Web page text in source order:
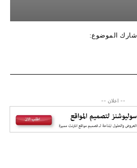
شارك الموضوع:
-- اعلان --